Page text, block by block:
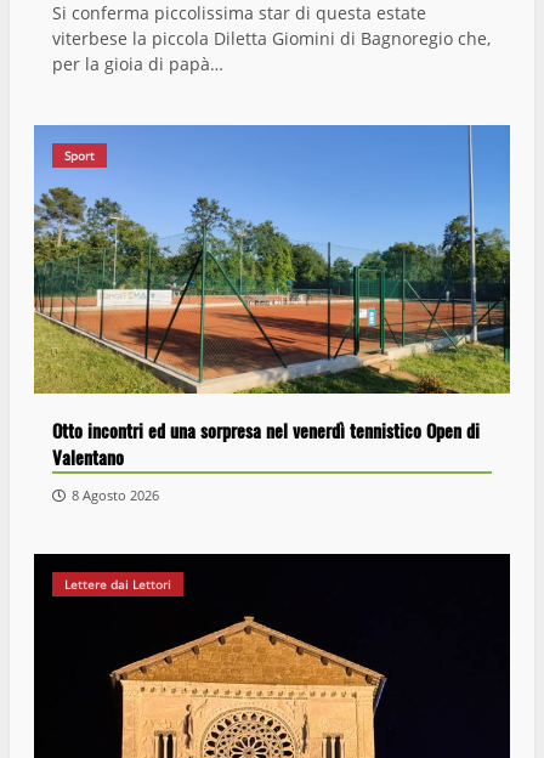
Si conferma piccolissima star di questa estate
viterbese la piccola Diletta Giomini di Bagnoregio che,
per la gioia di papà…
Sport
Otto incontri ed una sorpresa nel venerdì tennistico Open di
Valentano
8 Agosto 2026
Lettere dai Lettori